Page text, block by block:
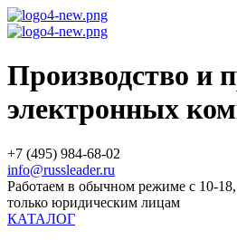
Производство и
электронных
+7 (495) 984-68-02
info@russleader.ru
Работаем в обычном режиме с 10-
только юридическим лицам
КАТАЛОГ